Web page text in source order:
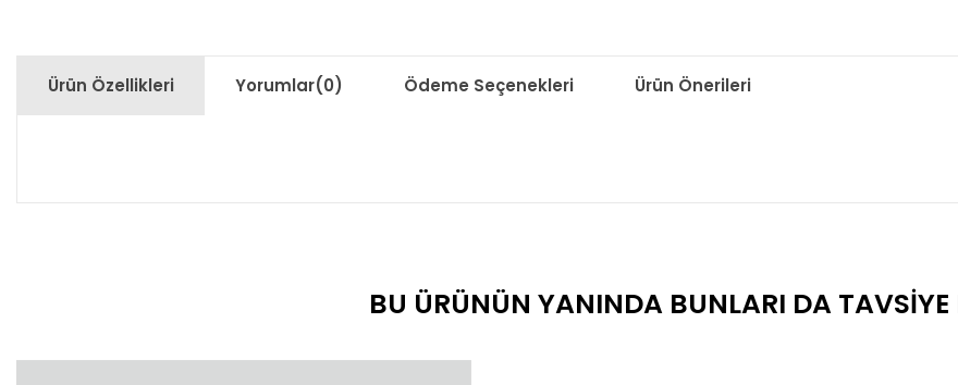
Ürün Özellikleri Yorumlar(0) Ödeme Seçenekleri Ürün Önerileri
BU ÜRÜNÜN YANINDA BUNLARI DA TAVSIYE